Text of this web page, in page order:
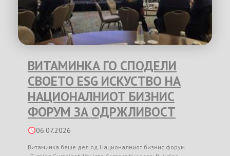
ВИТАМИНКА ГО СПОДЕЛИ
СВОЕТО ESG ИСКУСТВО НА
НАЦИОНАЛНИОТ БИЗНИС
ФОРУМ ЗА ОДРЖЛИВОСТ
06.07.2026
Витаминка беше дел од Националниот бизнис форум